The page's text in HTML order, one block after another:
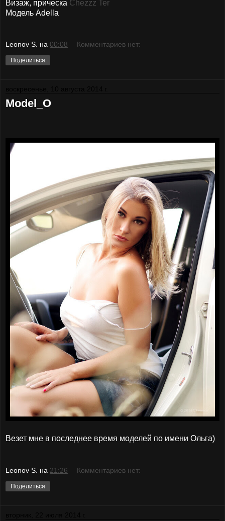
Визаж, прическа Сhezzz Ter
Модель Adella
Leonov S. на 00:08 Комментариев нет:
Поделиться
Model_O
Везет мне в последнее время моделей по имени Ольга)
Leonov S. на 21:26 Комментариев нет:
Поделиться